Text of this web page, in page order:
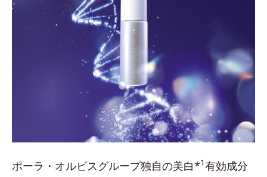
ポーラ・オルビスグループ独自の美白*1有効成分